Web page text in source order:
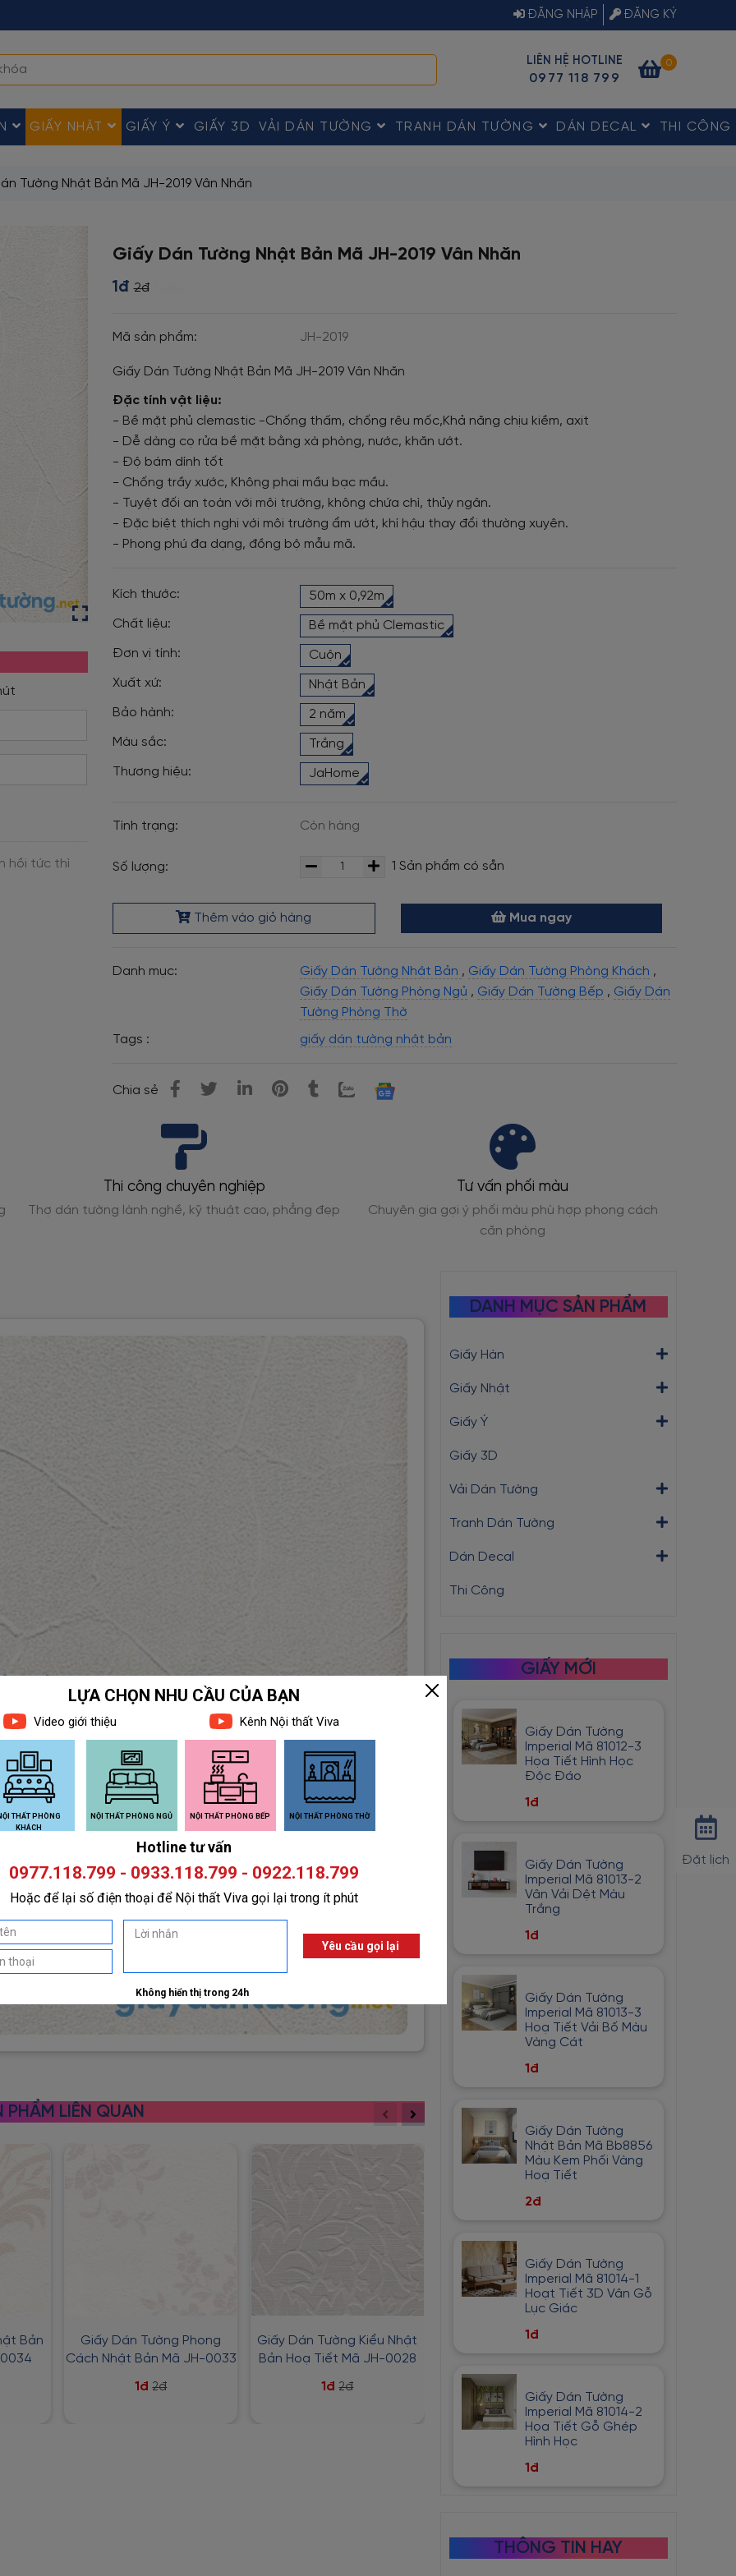
ĐĂNG NHẬP ĐĂNG KÝ
LIÊN HỆ HOTLINE
0977 118 799
0
GIẤY NHẬT GIẤY Ý GIẤY 3D VẢI DÁN TƯỜNG TRANH DÁN TƯỜNG DÁN DECAL THI CÔNG
Tường Nhật Bản Mã JH-2019 Vân Nhăn
Giấy Dán Tường Nhật Bản Mã JH-2019 Vân Nhăn
1đ 2đ
Mã sản phẩm: JH-2019
Giấy Dán Tường Nhật Bản Mã JH-2019 Vân Nhăn
Đặc tính vật liệu:
- Bề mặt phủ clemastic -Chống thấm, chống rêu mốc,Khả năng chịu kiềm, axit
- Dễ dàng cọ rửa bề mặt bằng xà phòng, nước, khăn ướt.
- Độ bám dính tốt
- Chống trầy xước, Không phai mầu bạc mầu.
- Tuyệt đối an toàn với môi trường, không chứa chì, thủy ngân.
- Đặc biệt thích nghi với môi trường ẩm ướt, khí hậu thay đổi thường xuyên.
- Phong phú đa dạng, đồng bộ mẫu mã.
Kích thước:
50m x 0,92m
Chất liệu:
Bề mặt phủ Clemastic
Đơn vị tính:
Cuộn
Xuất xứ:
Nhật Bản
Bảo hành:
2 năm
Màu sắc:
Trắng
Thương hiệu:
JaHome
Tình trạng: Còn hàng
Số lượng: 1 Sản phẩm có sẵn
Thêm vào giỏ hàng Mua ngay
Danh mục: Giấy Dán Tường Nhật Bản , Giấy Dán Tường Phòng Khách ,
Giấy Dán Tường Phòng Ngủ , Giấy Dán Tường Bếp , Giấy Dán
Tường Phòng Thờ
Tags :
giấy dán tường nhật bản
Chia sẻ
đẹp
Tư vấn phối màu
Chuyên gia gợi ý phối màu phù hợp phong cách
Chất liệu an toàn
Đạt chuẩn không VOC, an toàn cho trẻ em và mẹ
PHẨM LIÊN QUAN
Bản
Giấy Dán Tường Phong
Cách Nhật Bản Mã JH-0033
1đ 2đ
Giấy Dán Tường Kiểu Nhật
Bản Hoạ Tiết Mã JH-0028
1đ 2đ
Mẫu Giấy Dán Tường Nhật
DANH MỤC SẢN PHẨM
Giấy Hàn
Giấy Nhật
Giấy Ý
Giấy 3D
Vải Dán Tường
Tranh Dán Tường
Dán Decal
Thi Công
GIẤY MỚI
Giấy Dán Tường
Imperial Mã 81012-3
Họa Tiết Hình Học
Độc Đáo
1đ
Giấy Dán Tường
Imperial Mã 81013-2
Vân Vải Dệt Màu
Trắng
1đ
Giấy Dán Tường
Imperial Mã 81013-3
Hoạ Tiết Vải Bố Màu
Vàng Cát
1đ
Giấy Dán Tường
Nhật Bản Mã Bb8856
Màu Kem Phối Vàng
Hoạ Tiết
2đ
Giấy Dán Tường
Imperial Mã 81014-1
Hoạt Tiết 3D Vân Gỗ
Lục Giác
1đ
Giấy Dán Tường
Imperial Mã 81014-2
Họa Tiết Gỗ Ghép
Hình Học
1đ
THÔNG TIN HAY
Đặt lịch